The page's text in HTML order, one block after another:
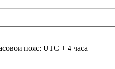
пояс: UTC + 4 часа